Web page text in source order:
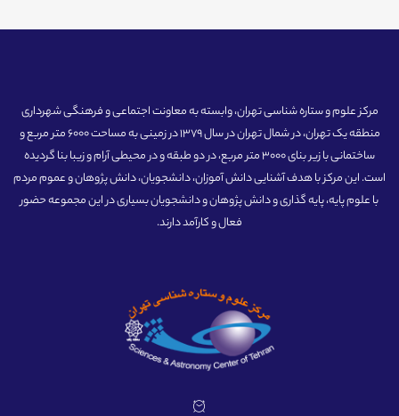
مرکز علوم و ستاره شناسی تهران، وابسته به معاونت اجتماعی و فرهنگی شهرداری
منطقه یک تهران، در شمال تهران در سال 1379 در زمینی به مساحت 6000 متر مربع و
ساختمانی با زیر بنای 3000 متر مربع، در دو طبقه و در محیطی آرام و زیبا بنا گردیده
است. این مرکز با هدف آشنایی دانش آموزان، دانشجویان، دانش پژوهان و عموم مردم
با علوم پایه، پایه گذاری و دانش پژوهان و دانشجویان بسیاری در این مجموعه حضور
فعال و کارآمد دارند.